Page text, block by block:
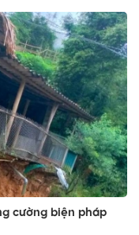
cường biện pháp